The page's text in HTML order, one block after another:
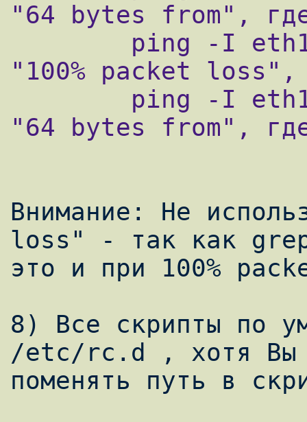
"64 bytes from",
"100% packet loss",
"64 bytes from",
Внимание: Не
loss" - так как grep
это и при 100%
8) Все скрипты по
/etc/rc.d , хотя Вы
поменять путь в